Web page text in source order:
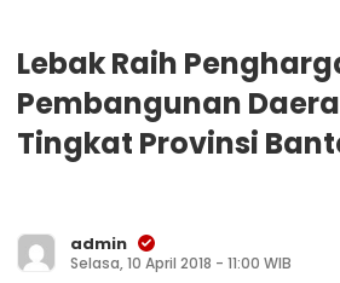
Lebak Raih
Pembangunan
Tingkat Provinsi
admin
Selasa, 10 April 2018 - 11:00 WIB